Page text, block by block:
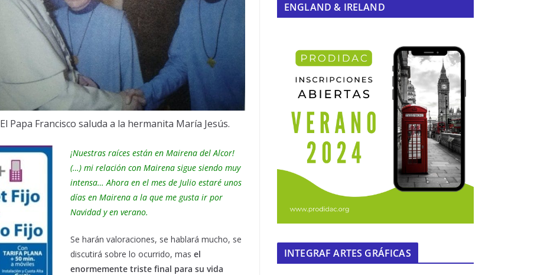
El Papa Francisco saluda a la hermanita María Jesús.
¡Nuestras raíces están en Mairena del Alcor!
(…) mi relación con Mairena sigue siendo muy
intensa… Ahora en el mes de Julio estaré unos
días en Mairena a la que me gusta ir por
Navidad y en verano.
Se harán valoraciones, se hablará mucho, se
discutirá sobre lo ocurrido, mas el
enormemente triste final para su vida
ENGLAND & IRELAND
INTEGRAF ARTES GRÁFICAS